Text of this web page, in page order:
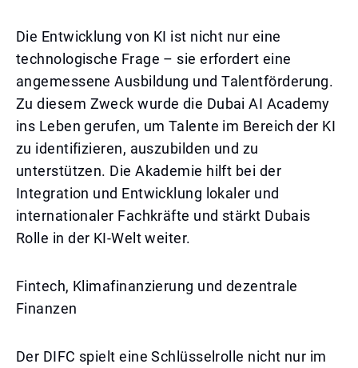
Die Entwicklung von KI ist nicht nur eine
technologische Frage – sie erfordert eine
angemessene Ausbildung und Talentförderung.
Zu diesem Zweck wurde die Dubai AI Academy
ins Leben gerufen, um Talente im Bereich der KI
zu identifizieren, auszubilden und zu
unterstützen. Die Akademie hilft bei der
Integration und Entwicklung lokaler und
internationaler Fachkräfte und stärkt Dubais
Rolle in der KI-Welt weiter.
Fintech, Klimafinanzierung und dezentrale
Finanzen
Der DIFC spielt eine Schlüsselrolle nicht nur im